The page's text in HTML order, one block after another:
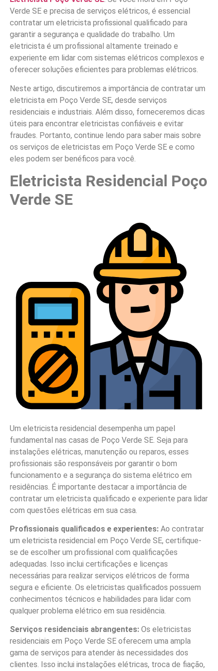
Verde SE e precisa de serviços elétricos, é essencial
contratar um eletricista profissional qualificado para
garantir a segurança e qualidade do trabalho. Um
eletricista é um profissional altamente treinado e
experiente em lidar com sistemas elétricos complexos e
oferecer soluções eficientes para problemas elétricos.
Neste artigo, discutiremos a importância de contratar um
eletricista em Poço Verde SE, desde serviços
residenciais e industriais. Além disso, forneceremos dicas
úteis para encontrar eletricistas confiáveis e evitar
fraudes. Portanto, continue lendo para saber mais sobre
os serviços de eletricistas em Poço Verde SE e como
eles podem ser benéficos para você.
Eletricista Residencial Poço
Verde SE
Um eletricista residencial desempenha um papel
fundamental nas casas de Poço Verde SE. Seja para
instalações elétricas, manutenção ou reparos, esses
profissionais são responsáveis por garantir o bom
funcionamento e a segurança do sistema elétrico em
residências. É importante destacar a importância de
contratar um eletricista qualificado e experiente para lidar
com questões elétricas em sua casa.
Profissionais qualificados e experientes: Ao contratar
um eletricista residencial em Poço Verde SE, certifique-
se de escolher um profissional com qualificações
adequadas. Isso inclui certificações e licenças
necessárias para realizar serviços elétricos de forma
segura e eficiente. Os eletricistas qualificados possuem
conhecimentos técnicos e habilidades para lidar com
qualquer problema elétrico em sua residência.
Serviços residenciais abrangentes: Os eletricistas
residenciais em Poço Verde SE oferecem uma ampla
gama de serviços para atender às necessidades dos
clientes. Isso inclui instalações elétricas, troca de fiação,